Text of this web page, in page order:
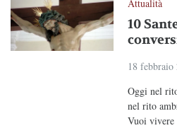
Attualità
10
18 febbraio
Oggi nel
nel rito
Vuoi